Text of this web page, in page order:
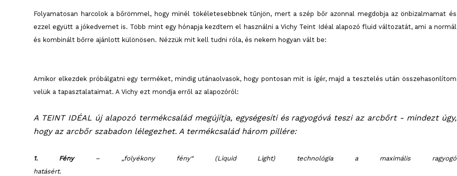
Folyamatosan harcolok a bőrömmel, hogy minél tökéletesebbnek tűnjön, mert a szép bőr azonnal megdobja az önbizalmamat és
ezzel együtt a jókedvemet is. Több mint egy hónapja kezdtem el használni a Vichy Teint Idéal alapozó fluid változatát, ami a normál
és kombinált bőrre ajánlott különösen. Nézzük mit kell tudni róla, és nekem hogyan vált be:
Amikor elkezdek próbálgatni egy terméket, mindig utánaolvasok, hogy pontosan mit is ígér, majd a tesztelés után összehasonlítom
velük a tapasztalataimat. A Vichy ezt mondja erről az alapozóról:
A TEINT IDÉAL új alapozó termékcsalád megújítja, egységesíti és ragyogóvá teszi az arcbőrt - mindezt úgy,
hogy az arcbőr szabadon lélegezhet. A termékcsalád három pillére:
1. Fény– „folyékony fény“ (Liquid Light) technológia a maximális ragyogó
hatásért.